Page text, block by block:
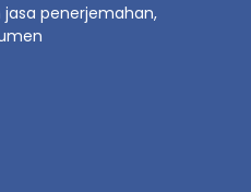
penerjemahan,